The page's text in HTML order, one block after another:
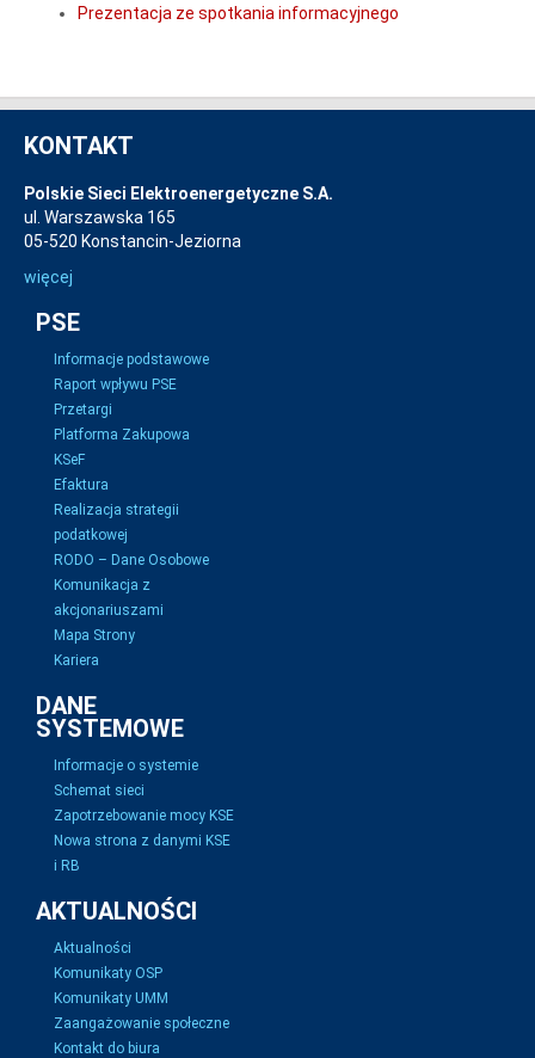
Prezentacja ze spotkania informacyjnego
KONTAKT
Polskie Sieci Elektroenergetyczne S.A.
ul. Warszawska 165
05-520 Konstancin-Jeziorna
więcej
PSE
Informacje podstawowe
Raport wpływu PSE
Przetargi
Platforma Zakupowa
KSeF
Efaktura
Realizacja strategii
podatkowej
RODO – Dane Osobowe
Komunikacja z
akcjonariuszami
Mapa Strony
Kariera
DANE
SYSTEMOWE
Informacje o systemie
Schemat sieci
Zapotrzebowanie mocy KSE
Nowa strona z danymi KSE
i RB
AKTUALNOŚCI
Aktualności
Komunikaty OSP
Komunikaty UMM
Zaangażowanie społeczne
Kontakt do biura